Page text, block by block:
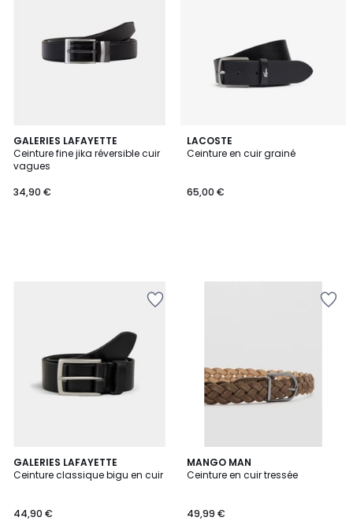
GALERIES LAFAYETTE
Ceinture fine jika réversible cuir
vagues
34,90 €
LACOSTE
Ceinture en cuir grainé
65,00 €
GALERIES LAFAYETTE
Ceinture classique bigu en cuir
44,90 €
2
Couleurs
MANGO MAN
Ceinture en cuir tressée
49,99 €